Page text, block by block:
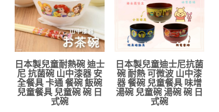
日本製兒童耐熱碗 迪士
尼 抗菌碗 山中漆器 安
全餐具 卡通 餐碗 飯碗
兒童餐具 兒童碗 碗 日
式碗
日本製兒童迪士尼抗菌
碗 耐熱 可微波 山中漆
器 餐碗 兒童餐具 味增
湯碗 兒童碗 湯碗 碗 日
式碗